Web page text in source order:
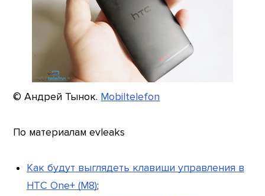
© Андрей Тынок. Mobiltelefon
По материалам evleaks
Как будут выглядеть клавиши управления в
HTC One+ (M8);